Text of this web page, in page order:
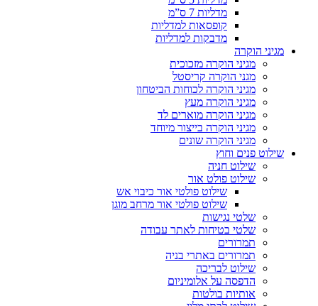
מדליות 7 ס”מ
קופסאות למדליות
מדבקות למדליות
מגיני הוקרה
מגיני הוקרה מזכוכית
מגני הוקרה קריסטל
מגיני הוקרה לכוחות הביטחון
מגיני הוקרה מעץ
מגיני הוקרה מוארים לד
מגיני הוקרה בייצור מיוחד
מגיני הוקרה שונים
שילוט פנים וחוץ
שילוט חניה
שילוט פולט אור
שילוט פולטי אור כיבוי אש
שילוט פולטי אור מרחב מוגן
שלטי נגישות
שלטי בטיחות לאתר עבודה
תמרורים
תמרורים באתרי בניה
שילוט לבריכה
הדפסה על אלומיניום
אותיות בולטות